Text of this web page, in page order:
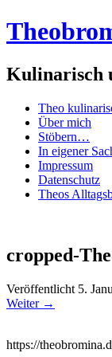
Kulinarisch
Menü
Zum
Inhalt
springen
Theo
Über mich
Stöbern…
In eigener
Impressum
Datenschutz
Theos
cropped-
Veröffentlicht 5.
Weiter →
https://